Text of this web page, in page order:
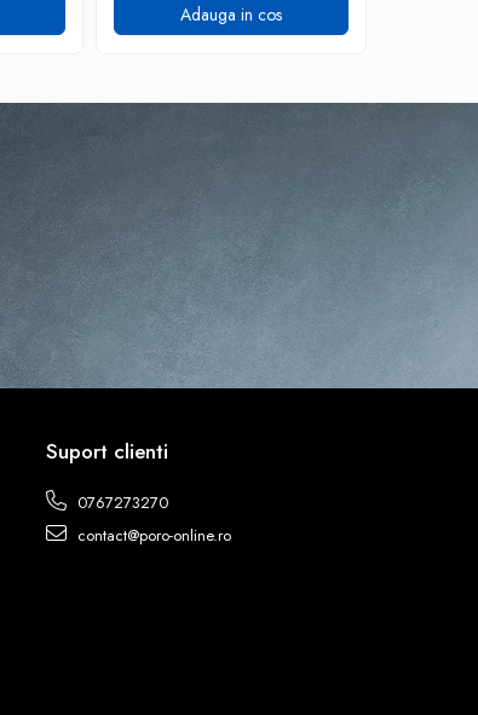
Adauga in cos
Suport clienti
0767273270
contact@poro-online.ro